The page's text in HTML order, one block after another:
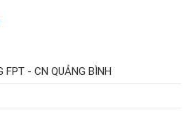
FPT - CN QUẢNG BÌNH